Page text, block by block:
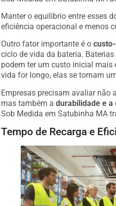
Manter o equilíbrio entre esses
eficiência operacional e menos
Outro fator importante é o
ciclo de vida da bateria.
podem ter um custo inicial mais
vida for longo, elas se tornam
Empresas precisam avaliar não
mas também a
durabilidade e a
Sob Medida em Satubinha MA
Tempo de Recarga e